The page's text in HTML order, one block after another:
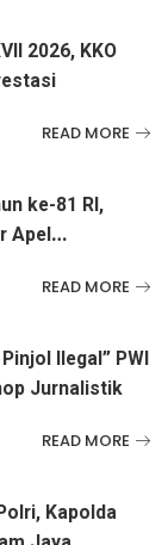
2026, KKO
READ MORE
ke-81 RI,
Apel
READ MORE
Ilegal” PWI
Jurnalistik
READ MORE
Kapolda